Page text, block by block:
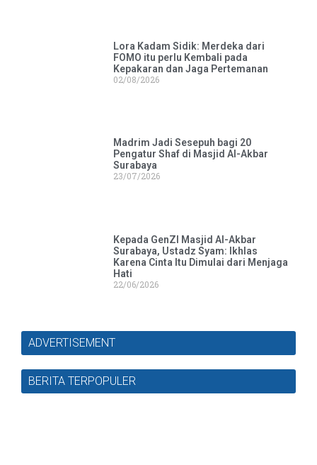
Lora Kadam Sidik: Merdeka dari
FOMO itu perlu Kembali pada
Kepakaran dan Jaga Pertemanan
02/08/2026
Madrim Jadi Sesepuh bagi 20
Pengatur Shaf di Masjid Al-Akbar
Surabaya
23/07/2026
Kepada GenZI Masjid Al-Akbar
Surabaya, Ustadz Syam: Ikhlas
Karena Cinta Itu Dimulai dari Menjaga
Hati
22/06/2026
ADVERTISEMENT
BERITA TERPOPULER